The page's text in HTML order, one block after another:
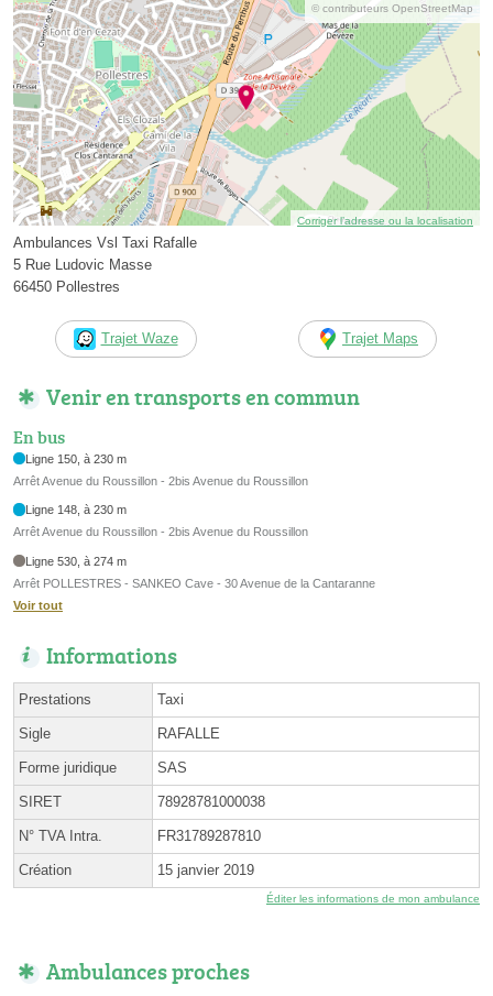
© contributeurs OpenStreetMap
Corriger l’adresse ou la localisation
Ambulances Vsl Taxi Rafalle
5 Rue Ludovic Masse
66450 Pollestres
Trajet Waze Trajet Maps
Venir en transports en commun
En bus
Ligne 150, à 230 m
Arrêt Avenue du Roussillon - 2bis Avenue du Roussillon
Ligne 148, à 230 m
Arrêt Avenue du Roussillon - 2bis Avenue du Roussillon
Ligne 530, à 274 m
Arrêt POLLESTRES - SANKEO Cave - 30 Avenue de la Cantaranne
Voir tout
Informations
Prestations Taxi
Sigle RAFALLE
Forme juridique SAS
SIRET 78928781000038
N° TVA Intra. FR31789287810
Création 15 janvier 2019
Éditer les informations de mon ambulance
Ambulances proches